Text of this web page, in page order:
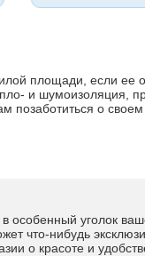
площади, если ее
и шумоизоляция,
позаботиться о
особенный уголок
что-нибудь
о красоте и